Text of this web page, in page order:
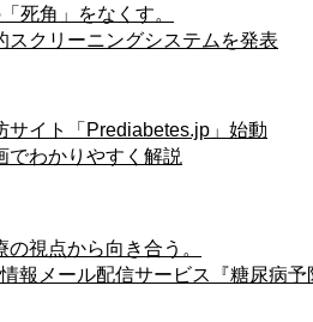
死角」をなくす。
スクリーニングシステムを発表​
イト「Prediabetes.jp」始動
わかりやすく解説
視点から向き合う。
報メール配信サービス『糖尿病予